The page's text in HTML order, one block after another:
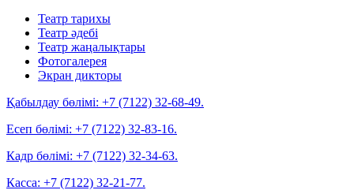
Театр тарихы
Театр әдебі
Театр жаңалықтары
Фотогалерея
Экран дикторы
Қабылдау бөлімі: +7 (7122) 32-68-49.
Есеп бөлімі: +7 (7122) 32-83-16.
Кадр бөлімі: +7 (7122) 32-34-63.
Касса: +7 (7122) 32-21-77.